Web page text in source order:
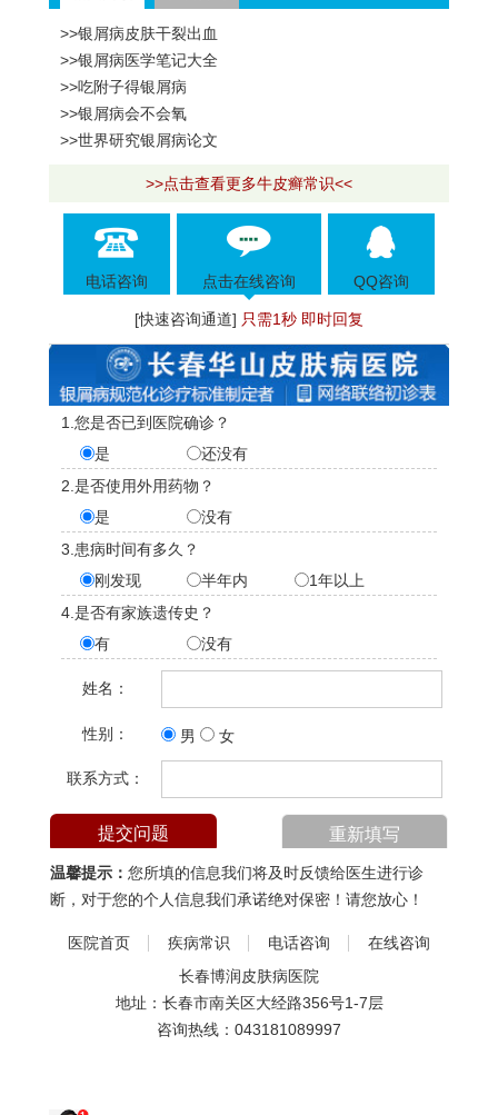
>>银屑病皮肤干裂出血
>>银屑病医学笔记大全
>>吃附子得银屑病
>>银屑病会不会氧
>>世界研究银屑病论文
>>点击查看更多牛皮癣常识<<
电话咨询 点击在线咨询 QQ咨询
[快速咨询通道] 只需1秒 即时回复
1.您是否已到医院确诊？
是
还没有
2.是否使用外用药物？
是
没有
3.患病时间有多久？
刚发现
半年内
1年以上
4.是否有家族遗传史？
有
没有
姓名：
性别： 男 女
联系方式：
温馨提示： 您所填的信息我们将及时反馈给医生进行诊
断，对于您的个人信息我们承诺绝对保密！请您放心！
医院首页 疾病常识 电话咨询
在线咨询
长春博润皮肤病医院
地址：长春市南关区大经路356号1-7层
咨询热线： 043181089997